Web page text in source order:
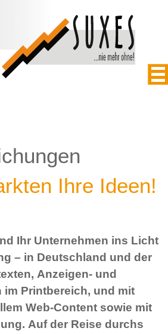
Ihre Ideen!
Ihr Unternehmen ins Licht
– in Deutschland und der
Anzeigen- und
im Printbereich, und mit
Web-Content sowie mit
Auf der Reise durchs